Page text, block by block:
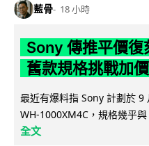
藍骨 18 小時
Sony 傳推平價
舊款規格挑戰加
最近有爆料指 Sony 計劃於
WH-1000XM4C，規格幾乎
全文